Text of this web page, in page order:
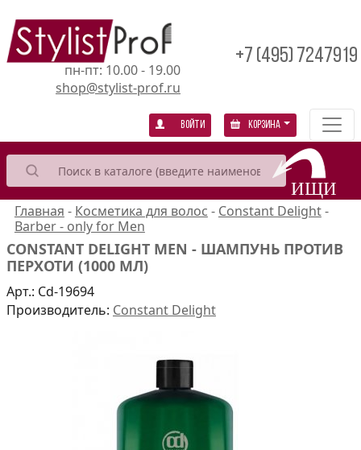
пн-пт: 10.00 - 19.00
shop@stylist-prof.ru
+7 (495) 7247919
Войти Корзина
Главная - Косметика для волос - Constant Delight-
Barber - only for Men
CONSTANT DELIGHT MEN - ШАМПУНЬ ПРОТИВ
ПЕРХОТИ (1000 МЛ)
Арт.: Cd-19694
Производитель: Constant Delight